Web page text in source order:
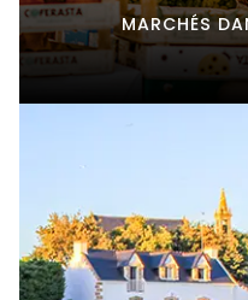
MARCHÉS